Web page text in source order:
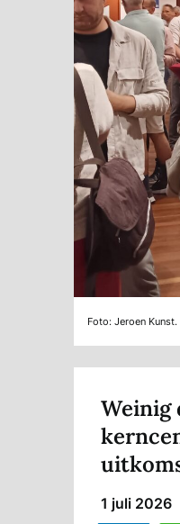
Foto: Jeroen Kunst.
Weinig
1 juli 2026